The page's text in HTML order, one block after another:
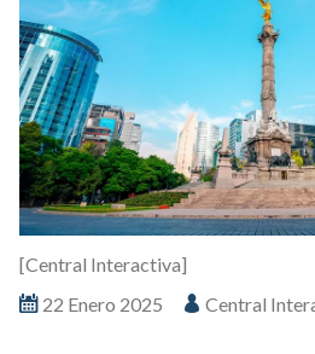
22 Enero 2025 Central
[Central Interactiva]